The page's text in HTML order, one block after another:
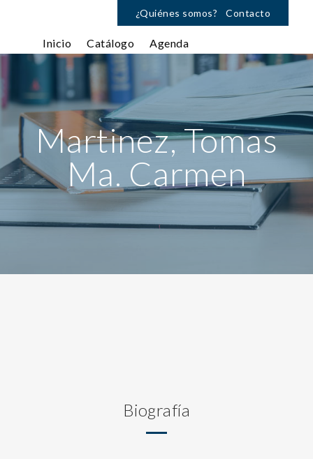
¿Quiénes somos? Contacto
Inicio Catálogo Agenda
Martinez, Tomas
Ma. Carmen
Biografía